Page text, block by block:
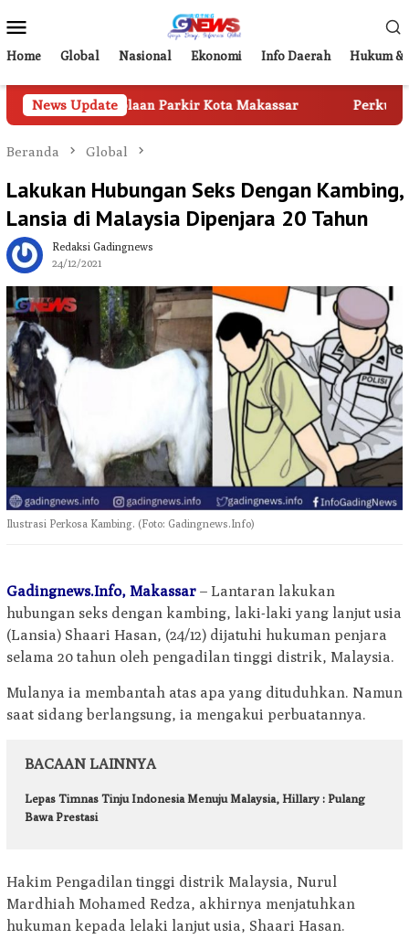
ke
kontenMobile
Home Global Nasional Ekonomi Info Daerah Hukum &
News Update
Parkir Kota Makassar Perkuat Digitalisasi
Beranda Global
Lakukan Hubungan Seks Dengan Kambing,
Lansia di Malaysia Dipenjara 20 Tahun
Redaksi Gadingnews
24/12/2021
Ilustrasi Perkosa Kambing. (Foto: Gadingnews.Info)
Gadingnews.Info, Makassar – Lantaran lakukan
hubungan seks dengan kambing, laki-laki yang lanjut usia
(Lansia) Shaari Hasan, (24/12) dijatuhi hukuman penjara
selama 20 tahun oleh pengadilan tinggi distrik, Malaysia.
Mulanya ia membantah atas apa yang dituduhkan. Namun
saat sidang berlangsung, ia mengakui perbuatannya.
BACAAN LAINNYA
Lepas Timnas Tinju Indonesia Menuju Malaysia, Hillary : Pulang
Bawa Prestasi
Hakim Pengadilan tinggi distrik Malaysia, Nurul
Mardhiah Mohamed Redza, akhirnya menjatuhkan
hukuman kepada lelaki lanjut usia, Shaari Hasan.